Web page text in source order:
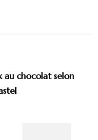
au chocolat selon